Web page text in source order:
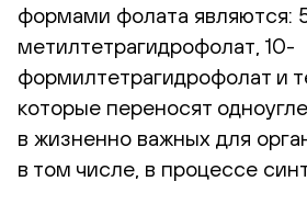
формами фолата являются:
метилтетрагидрофолат, 10-
формилтетрагидрофолат и
которые переносят
в жизненно важных для
в том числе, в процессе